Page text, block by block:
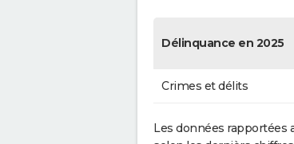
Délinquance en 2025
Crimes et délits
Les données